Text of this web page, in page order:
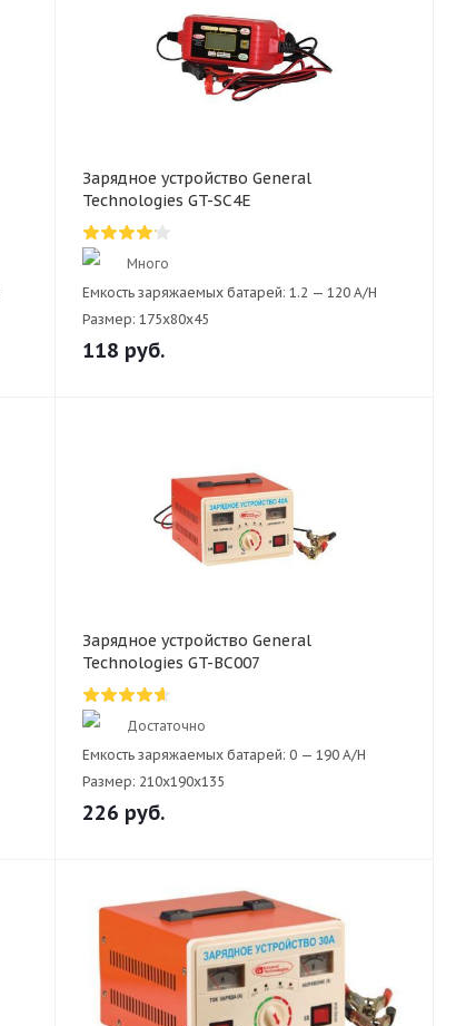
Зарядное устройство General
Technologies GT-SC4E
Много
Емкость заряжаемых батарей: 1.2 — 120 A/H
Размер: 175х80x45
118 руб.
Зарядное устройство General
Technologies GT-BC007
Достаточно
Емкость заряжаемых батарей: 0 — 190 A/H
Размер: 210х190x135
226 руб.